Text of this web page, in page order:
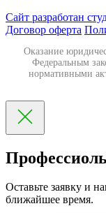
Сайт разработан
Договор оферта
Оказание
Федеральным
нормативными
Оставьте заявку и
ближайшее время.